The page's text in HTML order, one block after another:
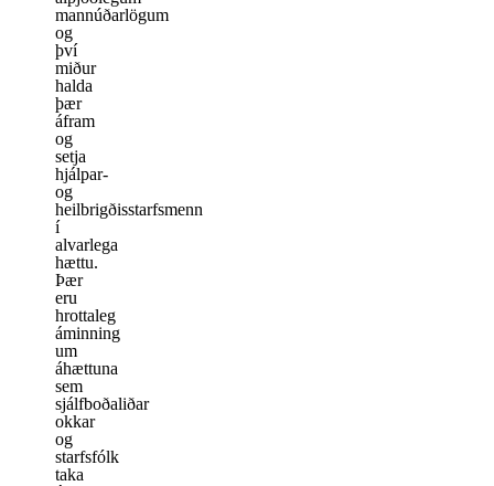
mannúðarlögum
og
því
miður
halda
þær
áfram
og
setja
hjálpar-
og
heilbrigðisstarfsmenn
í
alvarlega
hættu.
Þær
eru
hrottaleg
áminning
um
áhættuna
sem
sjálfboðaliðar
okkar
og
starfsfólk
taka